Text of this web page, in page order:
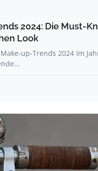
2024: Die Must-
Look
up-Trends 2024 Im